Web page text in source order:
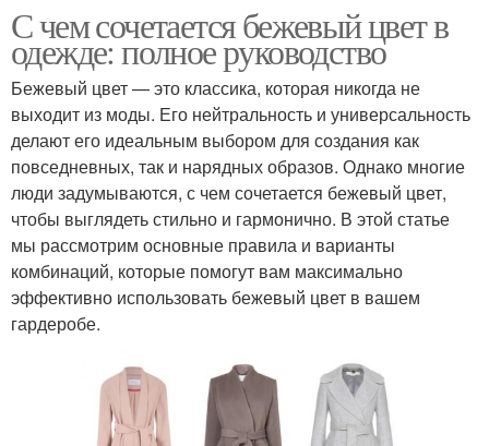
С чем сочетается бежевый цвет в
одежде: полное руководство
Бежевый цвет — это классика, которая никогда не
выходит из моды. Его нейтральность и универсальность
делают его идеальным выбором для создания как
повседневных, так и нарядных образов. Однако многие
люди задумываются, с чем сочетается бежевый цвет,
чтобы выглядеть стильно и гармонично. В этой статье
мы рассмотрим основные правила и варианты
комбинаций, которые помогут вам максимально
эффективно использовать бежевый цвет в вашем
гардеробе.